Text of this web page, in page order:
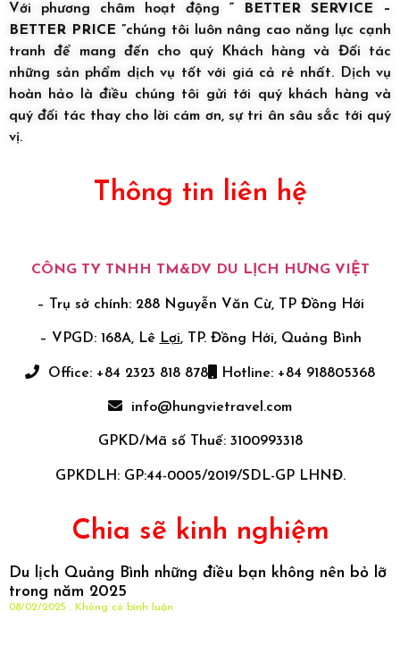
Với phương châm hoạt động “ BETTER SERVICE –
BETTER PRICE ”chúng tôi luôn nâng cao năng lực cạnh
tranh để mang đến cho quý Khách hàng và Đối tác
những sản phẩm dịch vụ tốt với giá cả rẻ nhất. Dịch vụ
hoàn hảo là điều chúng tôi gửi tới quý khách hàng và
quý đối tác thay cho lời cám ơn, sự tri ân sâu sắc tới quý
vị.
Thông tin liên hệ
CÔNG TY TNHH TM&DV DU LỊCH HƯNG VIỆT
– Trụ sở chính: 288 Nguyễn Văn Cừ, TP Đồng Hới
– VPGD: 168A, Lê Lợi, TP. Đồng Hới, Quảng Bình
Office: +84 2323 818 878 Hotline: +84 918805368
info@hungvietravel.com
GPKD/Mã số Thuế: 3100993318
GPKDLH: GP:44-0005/2019/SDL-GP LHNĐ.
Chia sẽ kinh nghiệm
Du lịch Quảng Bình những điều bạn không nên bỏ lỡ
trong năm 2025
08/02/2025 Không có bình luận